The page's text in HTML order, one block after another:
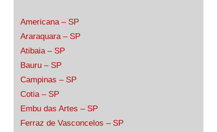
Americana – SP
Araraquara – SP
Atibaia – SP
Bauru – SP
Campinas – SP
Cotia – SP
Embu das Artes – SP
Ferraz de Vasconcelos – SP